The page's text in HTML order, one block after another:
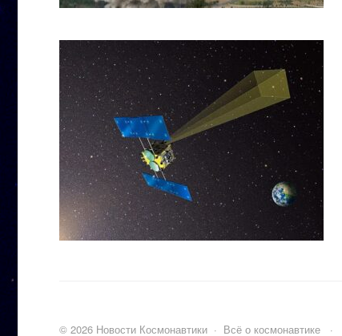
© 2026 Новости Космонавтики · Всё о космонавтике ·